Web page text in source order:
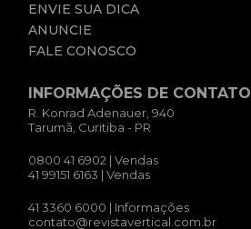
ENVIE SUA DICA
ANUNCIE
FALE CONOSCO
INFORMAÇÕES DE CONTATO
R. Konrad Adenauer, 940
Tarumã, Curitiba - PR
0800 41 6902 | Vendas
41 99151 6163 | Vendas
41 3360 6000 | Informações
contato@revistavertical.com.br